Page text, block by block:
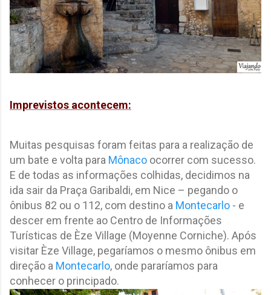
Imprevistos acontecem:
Muitas pesquisas foram feitas para a realização de
um bate e volta para Mônaco ocorrer com sucesso.
E de todas as informações colhidas, decidimos na
ida sair da Praça Garibaldi, em Nice – pegando o
ônibus 82 ou o 112, com destino a Montecarlo - e
descer em frente ao Centro de Informações
Turísticas de Èze Village (Moyenne Corniche). Após
visitar Èze Village, pegaríamos o mesmo ônibus em
direção a Montecarlo, onde pararíamos para
conhecer o principado.